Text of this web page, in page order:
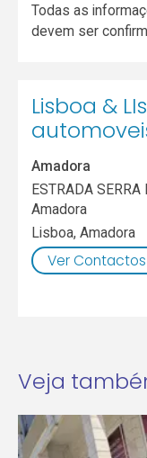
Todas as
devem ser
Lisboa &
Amadora
ESTRADA
Amadora
Lisboa,Amadora
Ver Contactos
Veja